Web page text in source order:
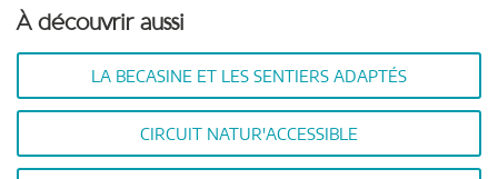
À découvrir aussi
LA BECASINE ET LES SENTIERS ADAPTÉS
CIRCUIT NATUR'ACCESSIBLE